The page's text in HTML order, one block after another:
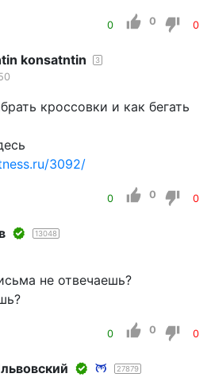
0 0 0
konsatntin 3
кроссовки и как бегать
3092/
0 0 0
13048
не отвечаешь?
0 0 0
27879